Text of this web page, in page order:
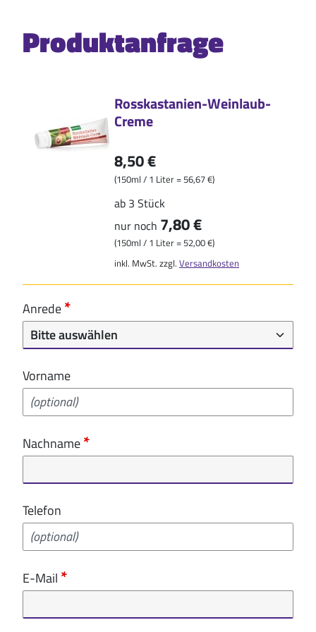
Produktanfrage
Rosskastanien-Weinlaub-
Creme
8,50 €
(150ml / 1 Liter = 56,67 €)
ab 3 Stück
nur noch 7,80 €
(150ml / 1 Liter = 52,00 €)
inkl. MwSt. zzgl. Versandkosten
Anrede
Vorname
Nachname
Telefon
E-Mail